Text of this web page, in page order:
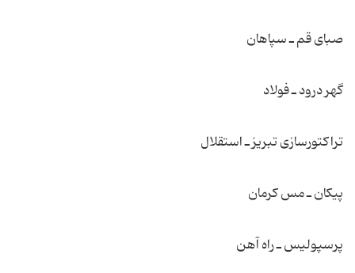
صبای قم ـ سپاهان
گهر درود ـ فولاد
تراكتورسازی تبریز ـ استقلال
پیكان ـ مس كرمان
پرسپولیس ـ راه آهن